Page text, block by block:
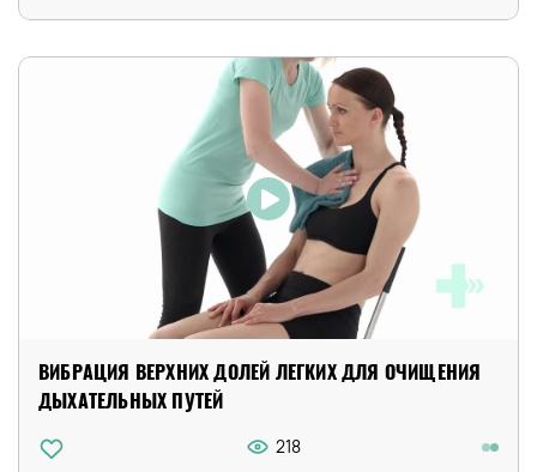
ВИБРАЦИЯ ВЕРХНИХ ДОЛЕЙ ЛЕГКИХ ДЛЯ ОЧИЩЕНИЯ
ДЫХАТЕЛЬНЫХ ПУТЕЙ
218